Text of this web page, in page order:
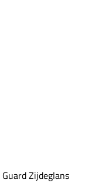
Zijdeglans